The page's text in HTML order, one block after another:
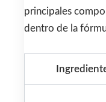
principales
dentro de la